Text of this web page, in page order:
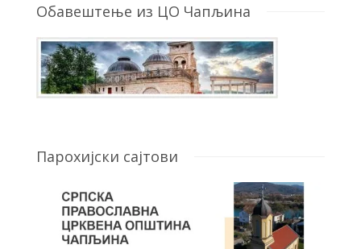
Обавештење из ЦО Чапљина
Парохијски сајтови